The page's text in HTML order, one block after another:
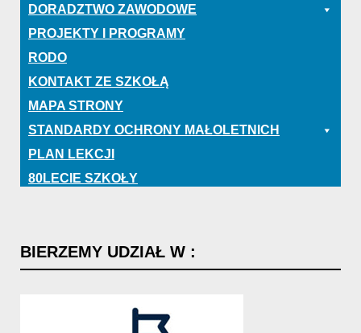
DORADZTWO ZAWODOWE
PROJEKTY I PROGRAMY
RODO
KONTAKT ZE SZKOŁĄ
MAPA STRONY
STANDARDY OCHRONY MAŁOLETNICH
PLAN LEKCJI
80LECIE SZKOŁY
BIERZEMY UDZIAŁ W :